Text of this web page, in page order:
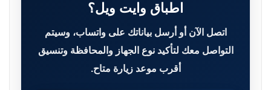
اطباق وايت ويل؟
اتصل الآن أو أرسل بياناتك على واتساب، وسيتم
التواصل معك لتأكيد نوع الجهاز والمحافظة وتنسيق
أقرب موعد زيارة متاح.